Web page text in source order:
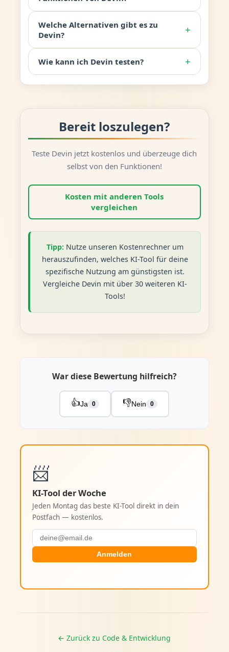
Welche Alternativen gibt es zu
Devin?
+
Wie kann ich Devin testen? +
Bereit loszulegen?
Teste Devin jetzt kostenlos und überzeuge dich
selbst von den Funktionen!
Kosten mit anderen Tools
vergleichen
Tipp: Nutze unseren Kostenrechner um
herauszufinden, welches KI-Tool für deine
spezifische Nutzung am günstigsten ist.
Vergleiche Devin mit über 30 weiteren KI-
Tools!
War diese Bewertung hilfreich?
👍Ja 0 👎Nein 0
📨
KI-Tool der Woche
Jeden Montag das beste KI-Tool direkt in dein
Postfach — kostenlos.
Anmelden
← Zurück zu Code & Entwicklung